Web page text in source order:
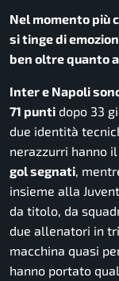
Nel momento più
si tinge di
ben oltre quanto
Inter e Napoli
71 punti dopo 33
due identità
nerazzurri hanno
gol segnati,
insieme alla
da titolo, da
due allenatori in
macchina quasi
hanno portato